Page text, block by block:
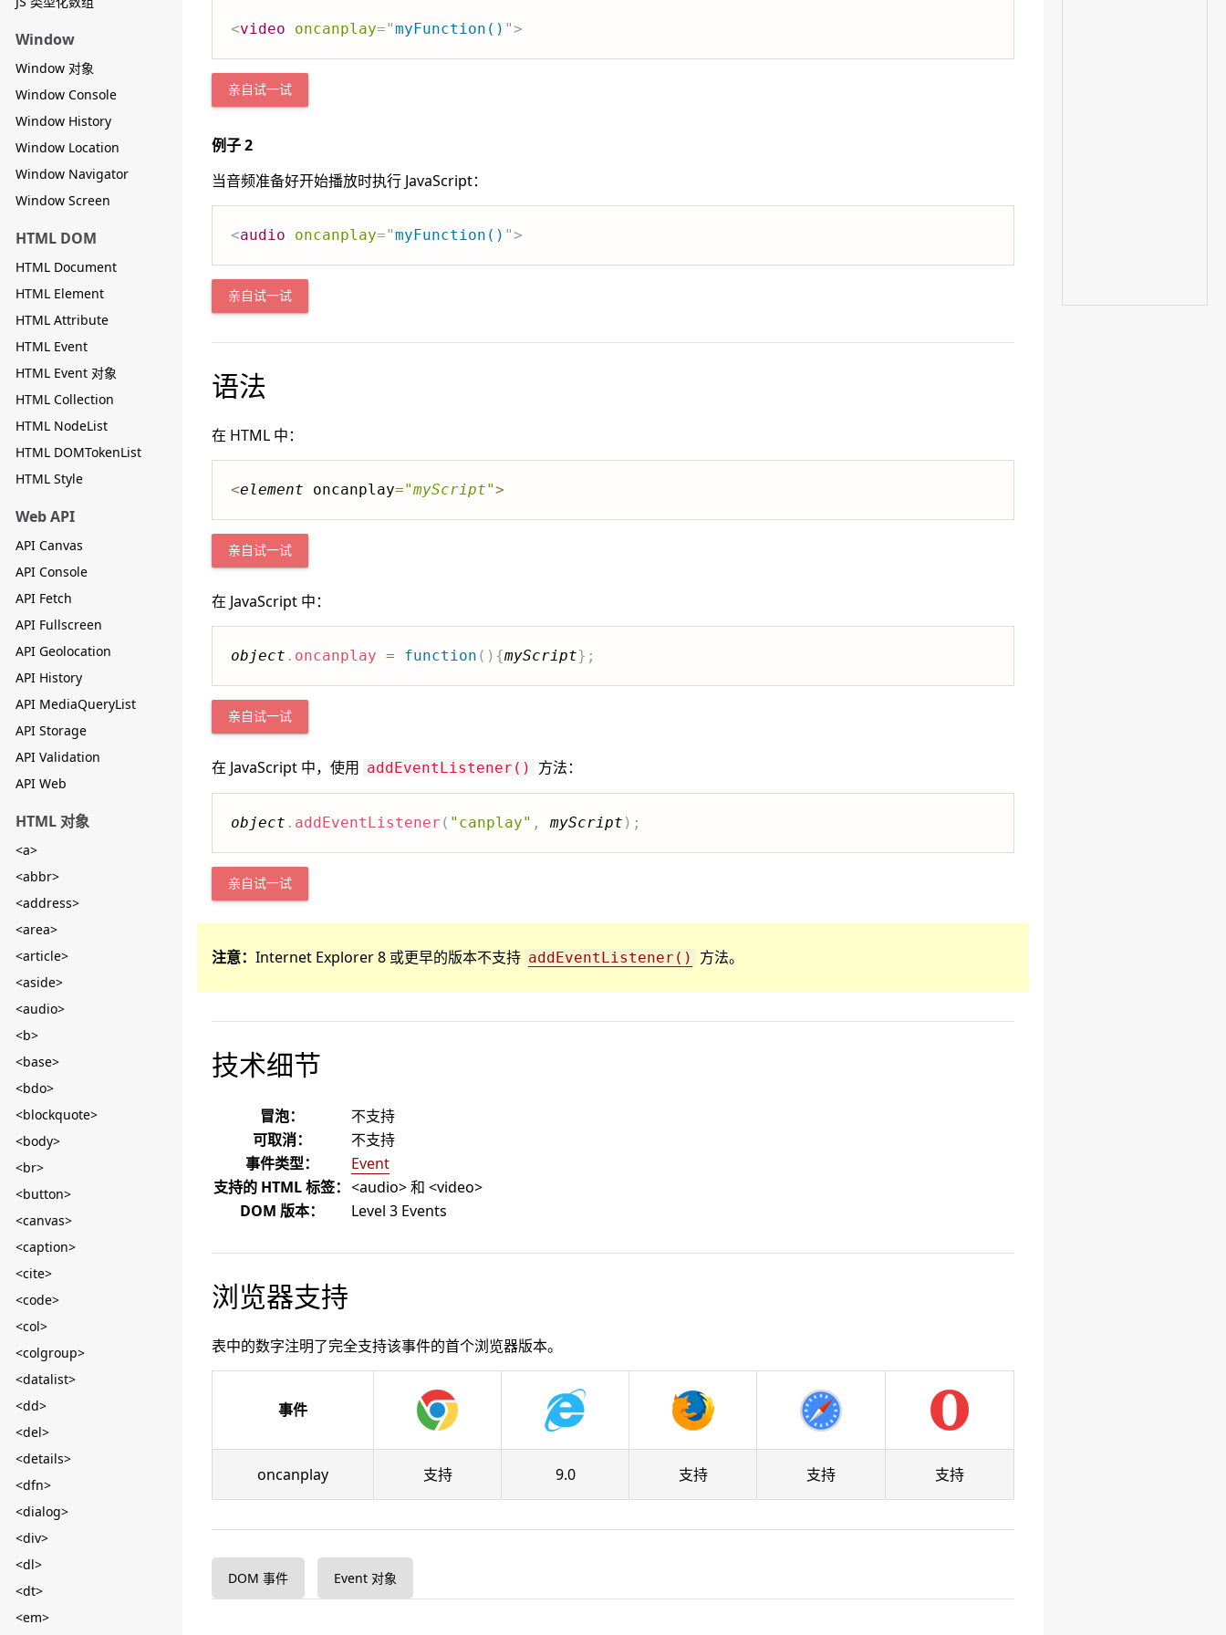
Window
Window 对象
Window Console
Window History
Window Location
Window Navigator
Window Screen
HTML DOM
HTML Document
HTML Element
HTML Attribute
HTML Event
HTML Event 对象
HTML Collection
HTML NodeList
HTML DOMTokenList
HTML Style
Web API
API Canvas
API Console
API Fetch
API Fullscreen
API Geolocation
API History
API MediaQueryList
API Storage
API Validation
API Web
HTML 对象
<a>
<abbr>
<address>
<area>
<article>
<aside>
<audio>
<b>
<base>
<bdo>
<blockquote>
<body>
<br>
<button>
<canvas>
<caption>
<cite>
<code>
<col>
<colgroup>
<datalist>
<dd>
<del>
<details>
<dfn>
<dialog>
<div>
<dl>
<dt>
<em>
<video oncanplay="myFunction() ">
亲自试一试
例子 2
当音频准备好开始播放时执行 JavaScript：
<audio oncanplay="myFunction() ">
亲自试一试
语法
在 HTML 中：
<element oncanplay="myScript">
亲自试一试
在 JavaScript 中：
object . oncanplay = function ( ) {myScript} ;
亲自试一试
在 JavaScript 中，使用 addEventListener() 方法：
object . addEventListener ( "canplay" , myScript ) ;
亲自试一试
注意： Internet Explorer 8 或更早的版本不支持 addEventListener() 方法。
技术细节
冒泡：
不支持
可取消：
不支持
事件类型：
Event
支持的 HTML 标签： <audio> 和 <video>
DOM 版本：
Level 3 Events
浏览器支持
表中的数字注明了完全支持该事件的首个浏览器版本。
事件
oncanplay 支持 9.0 支持 支持 支持
DOM 事件 Event 对象